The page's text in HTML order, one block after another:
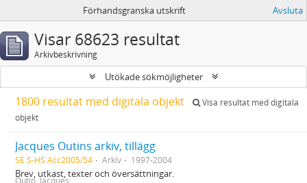
Förhandsgranska utskrift Avsluta
Visar 68623 resultat
Arkivbeskrivning
Utökade sökmöjligheter
1800 resultat med digitala objekt
Visa resultat med digitala
objekt
Jacques Outins arkiv, tillägg
SE S-HS Acc2005/54 Arkiv 1997-2004
Brev, utkast, texter och översättningar.
Outin, Jacques